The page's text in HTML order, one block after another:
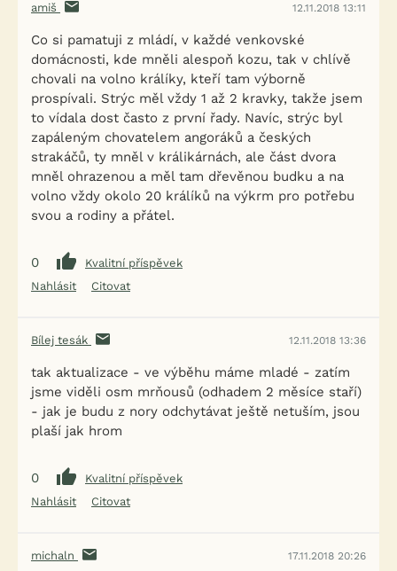
amiš 12.11.2018 13:11
Co si pamatuji z mládí, v každé venkovské
domácnosti, kde mněli alespoň kozu, tak v chlívě
chovali na volno králíky, kteří tam výborně
prospívali. Strýc měl vždy 1 až 2 kravky, takže jsem
to vídala dost často z první řady. Navíc, strýc byl
zapáleným chovatelem angoráků a českých
strakáčů, ty mněl v králikárnách, ale část dvora
mněl ohrazenou a měl tam dřevěnou budku a na
volno vždy okolo 20 králíků na výkrm pro potřebu
svou a rodiny a přátel.
0
Kvalitní příspěvek
Nahlásit
Citovat
Bílej tesák 12.11.2018 13:36
tak aktualizace - ve výběhu máme mladé - zatím
jsme viděli osm mrňousů (odhadem 2 měsíce staří)
- jak je budu z nory odchytávat ještě netuším, jsou
plaší jak hrom
0
Kvalitní příspěvek
Nahlásit
Citovat
michaln 17.11.2018 20:26